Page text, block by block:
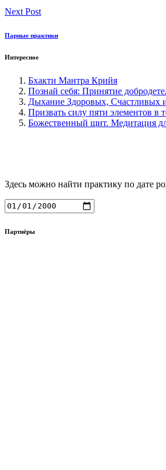
Next Post
Парные практики
Интересное
Бхакти Мантра Крийя
Познай себя: Принятие
Дыхание Здоровых, Счастливых
Призвать силу пяти элементов в
Божественный щит. Медитация
Здесь можно найти практику по дате
Партнёры